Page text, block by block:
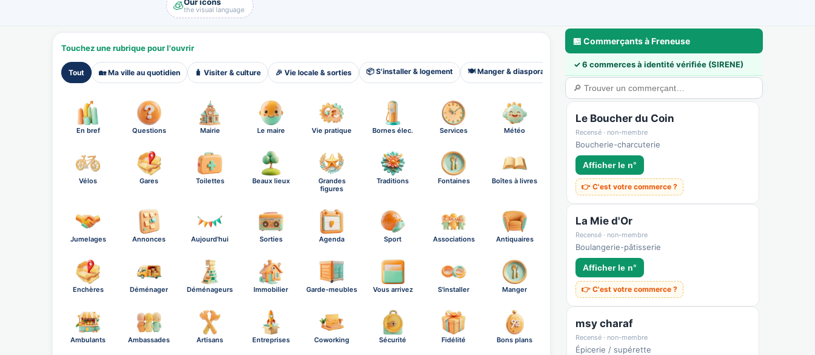
🧊the visual language
Touchez une rubrique pour l'ouvrir
Tout 🏡 Ma ville au quotidien 🧳 Visiter & culture 🎉 Vie locale & sorties 📦 S'installer & logement 🍽️ Manger & diaspora
En bref Questions Mairie Le maire Vie pratique Bornes élec. Services Météo
Vélos Gares Toilettes Beaux lieux
Grandes
figures
Traditions Fontaines Boîtes à livres
Jumelages Annonces Aujourd'hui Sorties Agenda Sport Associations Antiquaires
Enchères Déménager Déménageurs Immobilier Garde-meubles Vous arrivez S'installer Manger
Ambulants Ambassades Artisans Entreprises Coworking Sécurité Fidélité Bons plans
🏪 Commerçants à Freneuse
✓ 6 commerces à identité vérifiée (SIRENE)
Le Boucher du Coin
Recensé · non-membre
Boucherie-charcuterie
Afficher le n°
👉 C'est votre commerce ?
La Mie d'Or
Recensé · non-membre
Boulangerie-pâtisserie
Afficher le n°
👉 C'est votre commerce ?
msy charaf
Recensé · non-membre
Épicerie / supérette